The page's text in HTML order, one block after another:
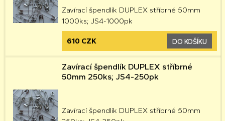
Zavírací špendlík DUPLEX stříbrné 50mm
1000ks; JS4-1000pk
610 CZK DO KOŠÍKU
Zavírací špendlík DUPLEX stříbrné
50mm 250ks; JS4-250pk
Zavírací špendlík DUPLEX stříbrné 50mm